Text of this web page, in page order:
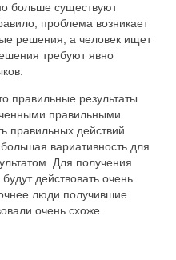
больше существуют
проблема возникает
решения, а человек ищет
требуют явно
правильные результаты
правильными
правильных действий
вариативность для
Для получения
действовать очень
люди получившие
очень схоже.